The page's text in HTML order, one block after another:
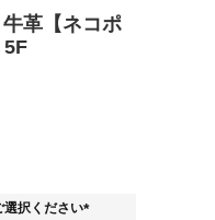
革【ネコポ
5F
選択ください